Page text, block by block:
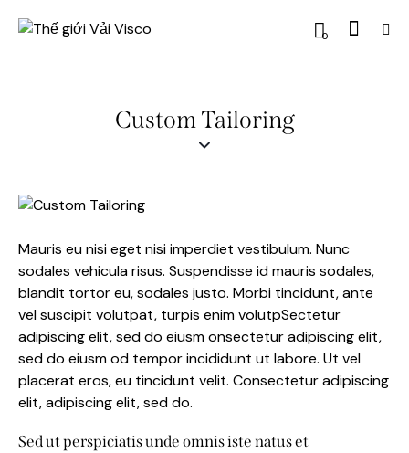
0
Custom Tailoring
Mauris eu nisi eget nisi imperdiet vestibulum. Nunc
sodales vehicula risus. Suspendisse id mauris sodales,
blandit tortor eu, sodales justo. Morbi tincidunt, ante
vel suscipit volutpat, turpis enim volutpSectetur
adipiscing elit, sed do eiusm onsectetur adipiscing elit,
sed do eiusm od tempor incididunt ut labore. Ut vel
placerat eros, eu tincidunt velit. Consectetur adipiscing
elit, adipiscing elit, sed do.
Sed ut perspiciatis unde omnis iste natus et